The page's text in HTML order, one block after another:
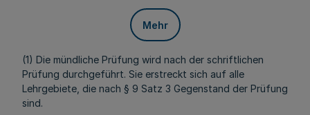
Mehr
(1) Die mündliche Prüfung wird nach der schriftlichen
Prüfung durchgeführt. Sie erstreckt sich auf alle
Lehrgebiete, die nach § 9 Satz 3 Gegenstand der Prüfung
sind.